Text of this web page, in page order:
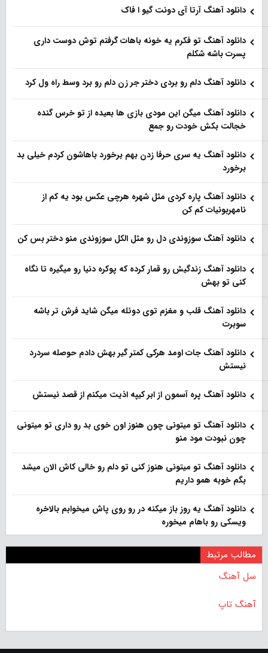
دانلود آهنگ آرتا آی دونت گیو ا فاک
دانلود آهنگ تو فکرم یه خونه باهات گرفتم توش دوست داری
پسرت باشه شکلم
دانلود آهنگ دلم رو بردی دختر جر زن دلم رو برد وسط راه ول کرد
دانلود آهنگ میگن این مودی بازی ها بعیده از تو خرس گنده
خجالت بکش خودت رو جمع
دانلود آهنگ یه سری حرفا زدن بهم برخورد باهاشون کردم خیلی بد
برخورد
دانلود آهنگ پاره کردی مثل شهره هرچی عکس بود یه کم از
نامهربونیات کم کن
دانلود آهنگ سوزوندی دل رو مثل الکل سوزوندی منو دختر بس کن
دانلود آهنگ زندگیش رو قمار کرده که پوکره دنیا رو میگیره تا نگاه
کنی تو بهش
دانلود آهنگ قلب و مغزم توی دوئله میگن شاید فرش تر باشه
سوبرت
دانلود آهنگ جات اومد هرکی کمتر گیر بهش دادم حوصله سردرد
نیستش
دانلود آهنگ پره آسمون از ابر کیپه اذیت میکنم از قصد نیستش
دانلود آهنگ تو میتونی چون هنوز اون خوی بد رو داری تو میتونی
چون نبودت مود منو
دانلود آهنگ تو میتونی هنوز کنی تو دلم رو خالی کاش الان میشد
بگم خوبه همو داریم
دانلود آهنگ یه روز باز‌ میکنه در رو روی پاش میخوابم بالاخره
ویسکی رو باهام میخوره
مطالب مرتبط
سل آهنگ
آهنگ تاپ